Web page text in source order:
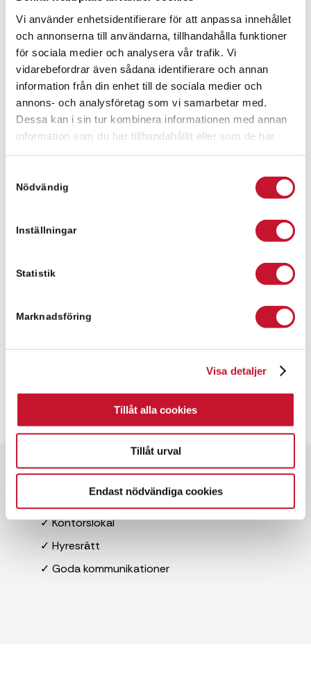
Vi använder enhetsidentifierare för att anpassa innehållet
och annonserna till användarna, tillhandahålla funktioner
för sociala medier och analysera vår trafik. Vi
vidarebefordrar även sådana identifierare och annan
information från din enhet till de sociala medier och
annons- och analysföretag som vi samarbetar med.
Dessa kan i sin tur kombinera informationen med annan
information som du har tillhandahållit eller som de har
Nödvändig
Inställningar
Statistik
Marknadsföring
Visa detaljer
Tillåt alla cookies
Tillåt urval
Endast nödvändiga cookies
parkeringsmöjligheter i närheten av fastigheten.
Kontaktperson för frågor
Fanny Pålsson
Fanny Pålsson
Snabbfakta
✓ 550 kvm
✓ Kontorslokal
✓ Hyresrätt
✓ Goda kommunikationer